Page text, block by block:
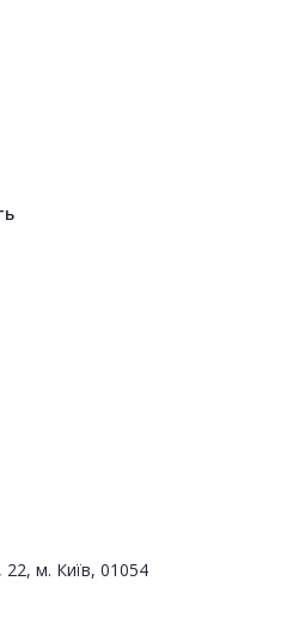
22, м. Київ, 01054